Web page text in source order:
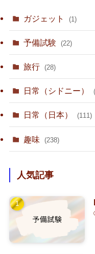
ガジェット (1)
(1)
予備試験 (22)
旅行 (28)
日常（シドニー）
(36)
日常（日本） (111)
(10)
趣味 (238)
人気記事